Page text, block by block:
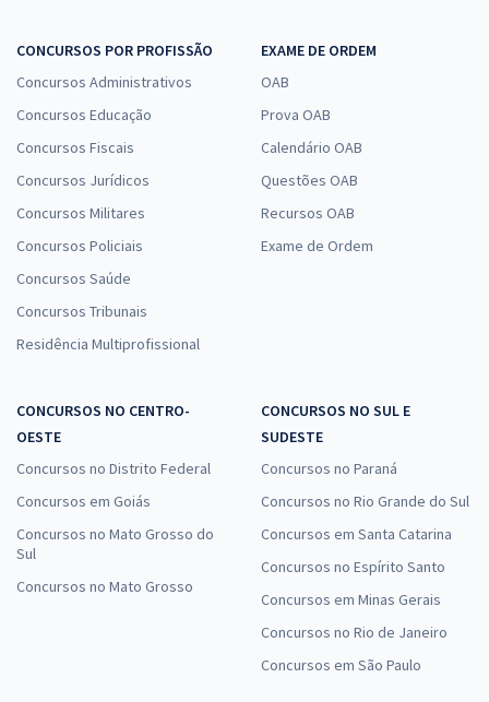
CONCURSOS POR PROFISSÃO
Concursos Administrativos
Concursos Educação
Concursos Fiscais
Concursos Jurídicos
Concursos Militares
Concursos Policiais
Concursos Saúde
Concursos Tribunais
Residência Multiprofissional
EXAME DE ORDEM
OAB
Prova OAB
Calendário OAB
Questões OAB
Recursos OAB
Exame de Ordem
CONCURSOS NO CENTRO-
OESTE
Concursos no Distrito Federal
Concursos em Goiás
Concursos no Mato Grosso do
Sul
Concursos no Mato Grosso
CONCURSOS NO SUL E
SUDESTE
Concursos no Paraná
Concursos no Rio Grande do Sul
Concursos em Santa Catarina
Concursos no Espírito Santo
Concursos em Minas Gerais
Concursos no Rio de Janeiro
Concursos em São Paulo